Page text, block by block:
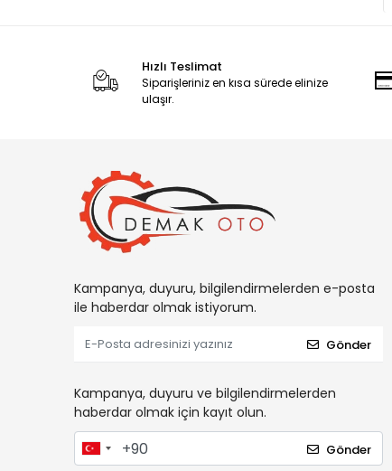
Hızlı Teslimat
Siparişleriniz en kısa sürede elinize
ulaşır.
Kampanya, duyuru, bilgilendirmelerden e-posta
ile haberdar olmak istiyorum.
Gönder
Kampanya, duyuru ve bilgilendirmelerden
haberdar olmak için kayıt olun.
Gönder